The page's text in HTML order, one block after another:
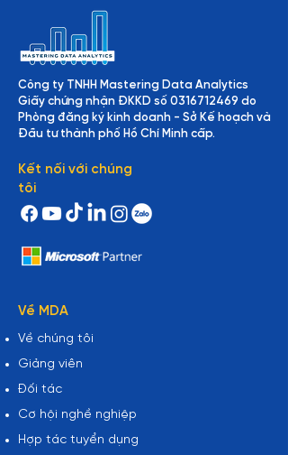
Công ty TNHH Mastering Data Analytics
Giấy chứng nhận ĐKKD số 0316712469 do
Phòng đăng ký kinh doanh - Sở Kế hoạch và
Đầu tư thành phố Hồ Chí Minh cấp.
Kết nối với chúng
tôi
Về MDA
Về chúng tôi
Giảng viên
Đối tác
Cơ hội nghề nghiệp
Hợp tác tuyển dụng